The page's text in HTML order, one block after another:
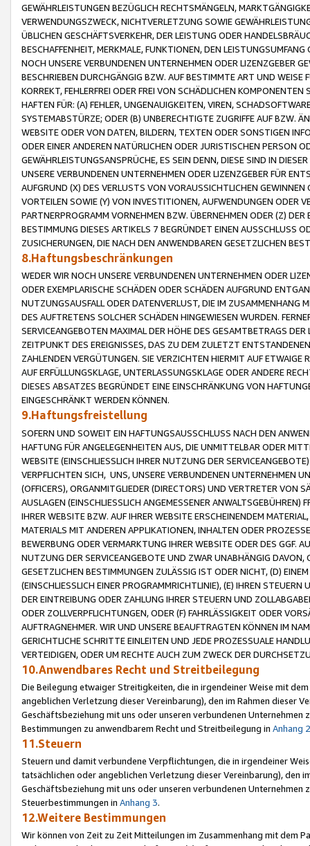
GEWÄHRLEISTUNGEN BEZÜGLICH RECHTSMÄNGELN,
VERWENDUNGSZWECK, NICHTVERLETZUNG SOWIE
ÜBLICHEN GESCHÄFTSVERKEHR, DER LEISTUNG ODER
BESCHAFFENHEIT, MERKMALE, FUNKTIONEN, DEN
NOCH UNSERE VERBUNDENEN UNTERNEHMEN ODER LIZENZGEBER
BESCHRIEBEN DURCHGÄNGIG BZW. AUF BESTIMMTE ART UND
KORREKT, FEHLERFREI ODER FREI VON SCHÄDLICHEN
HAFTEN FÜR: (A) FEHLER, UNGENAUIGKEITEN, VIREN,
SYSTEMABSTÜRZE; ODER (B) UNBERECHTIGTE ZUGRIFFE AUF BZW.
WEBSITE ODER VON DATEN, BILDERN, TEXTEN ODER SONSTIGEN
ODER EINER ANDEREN NATÜRLICHEN ODER JURISTISCHEN PERSON
GEWÄHRLEISTUNGSANSPRÜCHE, ES SEIN DENN, DIESE SIND IN
UNSERE VERBUNDENEN UNTERNEHMEN ODER LIZENZGEBER FÜR
AUFGRUND (X) DES VERLUSTS VON VORAUSSICHTLICHEN
VORTEILEN SOWIE (Y) VON INVESTITIONEN, AUFWENDUNGEN ODER
PARTNERPROGRAMM VORNEHMEN BZW. ÜBERNEHMEN ODER (Z)
BESTIMMUNG DIESES ARTIKELS 7 BEGRÜNDET EINEN AUSSCHLUSS
ZUSICHERUNGEN, DIE NACH DEN ANWENDBAREN GESETZLICHEN
8.Haftungsbeschränkungen
WEDER WIR NOCH UNSERE VERBUNDENEN UNTERNEHMEN ODER
ODER EXEMPLARISCHE SCHÄDEN ODER SCHÄDEN AUFGRUND
NUTZUNGSAUSFALL ODER DATENVERLUST, DIE IM ZUSAMMENHANG
DES AUFTRETENS SOLCHER SCHÄDEN HINGEWIESEN WURDEN.
SERVICEANGEBOTEN MAXIMAL DER HÖHE DES GESAMTBETRAGS
ZEITPUNKT DES EREIGNISSES, DAS ZU DEM ZULETZT
ZAHLENDEN VERGÜTUNGEN. SIE VERZICHTEN HIERMIT AUF
AUF ERFÜLLUNGSKLAGE, UNTERLASSUNGSKLAGE ODER ANDERE
DIESES ABSATZES BEGRÜNDET EINE EINSCHRÄNKUNG VON
EINGESCHRÄNKT WERDEN KÖNNEN.
9.Haftungsfreistellung
SOFERN UND SOWEIT EIN HAFTUNGSAUSSCHLUSS NACH DEN
HAFTUNG FÜR ANGELEGENHEITEN AUS, DIE UNMITTELBAR ODER
WEBSITE (EINSCHLIESSLICH IHRER NUTZUNG DER
VERPFLICHTEN SICH, UNS, UNSERE VERBUNDENEN UNTERNEHMEN
(OFFICERS), ORGANMITGLIEDER (DIRECTORS) UND VERTRETER VON
AUSLAGEN (EINSCHLIESSLICH ANGEMESSENER
IHRER WEBSITE BZW. AUF IHRER WEBSITE ERSCHEINENDEM
MATERIALS MIT ANDEREN APPLIKATIONEN, INHALTEN ODER
BEWERBUNG ODER VERMARKTUNG IHRER WEBSITE ODER DES GGF.
NUTZUNG DER SERVICEANGEBOTE UND ZWAR UNABHÄNGIG
GESETZLICHEN BESTIMMUNGEN ZULÄSSIG IST ODER NICHT, (D)
(EINSCHLIESSLICH EINER PROGRAMMRICHTLINIE), (E) IHREN
DER EINTREIBUNG ODER ZAHLUNG IHRER STEUERN UND
ODER ZOLLVERPFLICHTUNGEN, ODER (F) FAHRLÄSSIGKEIT ODER
AUFTRAGNEHMER. WIR UND UNSERE BEAUFTRAGTEN KÖNNEN IM
GERICHTLICHE SCHRITTE EINLEITEN UND JEDE PROZESSUALE
VERTEIDIGEN, ODER UM RECHTE AUCH ZUM ZWECK DER
10.Anwendbares Recht und Streitbeilegung
Die Beilegung etwaiger Streitigkeiten, die in irgendeiner Weise mit
angeblichen Verletzung dieser Vereinbarung), den im Rahmen dieser
Geschäftsbeziehung mit uns oder unseren verbundenen
Bestimmungen zu anwendbarem Recht und Streitbeilegung in Anhang 2
11.Steuern
Steuern und damit verbundene Verpflichtungen, die in irgendeiner
tatsächlichen oder angeblichen Verletzung dieser Vereinbarung), den
Geschäftsbeziehung mit uns oder unseren verbundenen
Steuerbestimmungen in Anhang 3.
12.Weitere Bestimmungen
Wir können von Zeit zu Zeit Mitteilungen im Zusammenhang mit dem